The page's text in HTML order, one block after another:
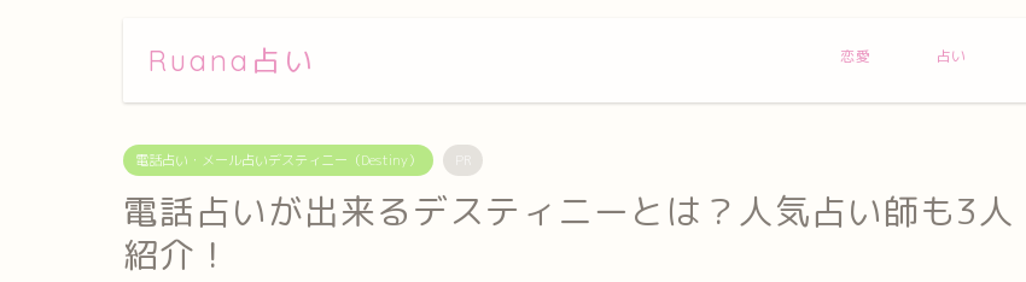
Ruana占い 恋愛 占い
電話占い・メール占いデスティニー（Destiny）
電話占いが出来るデスティニーとは？人気占い師も3人
紹介！